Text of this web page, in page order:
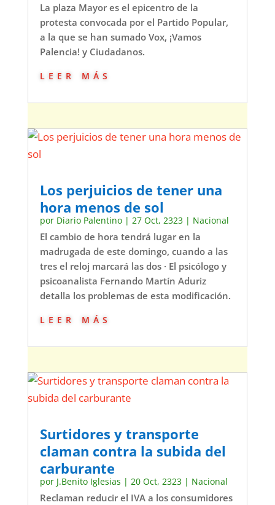
La plaza Mayor es el epicentro de la
protesta convocada por el Partido Popular,
a la que se han sumado Vox, ¡Vamos
Palencia! y Ciudadanos.
leer más
Los perjuicios de tener una
hora menos de sol
por Diario Palentino| 27 Oct, 2323| Nacional
El cambio de hora tendrá lugar en la
madrugada de este domingo, cuando a las
tres el reloj marcará las dos · El psicólogo y
psicoanalista Fernando Martín Aduriz
detalla los problemas de esta modificación.
leer más
Surtidores y transporte
claman contra la subida del
carburante
por J.Benito Iglesias | 20 Oct, 2323| Nacional
Reclaman reducir el IVA a los consumidores